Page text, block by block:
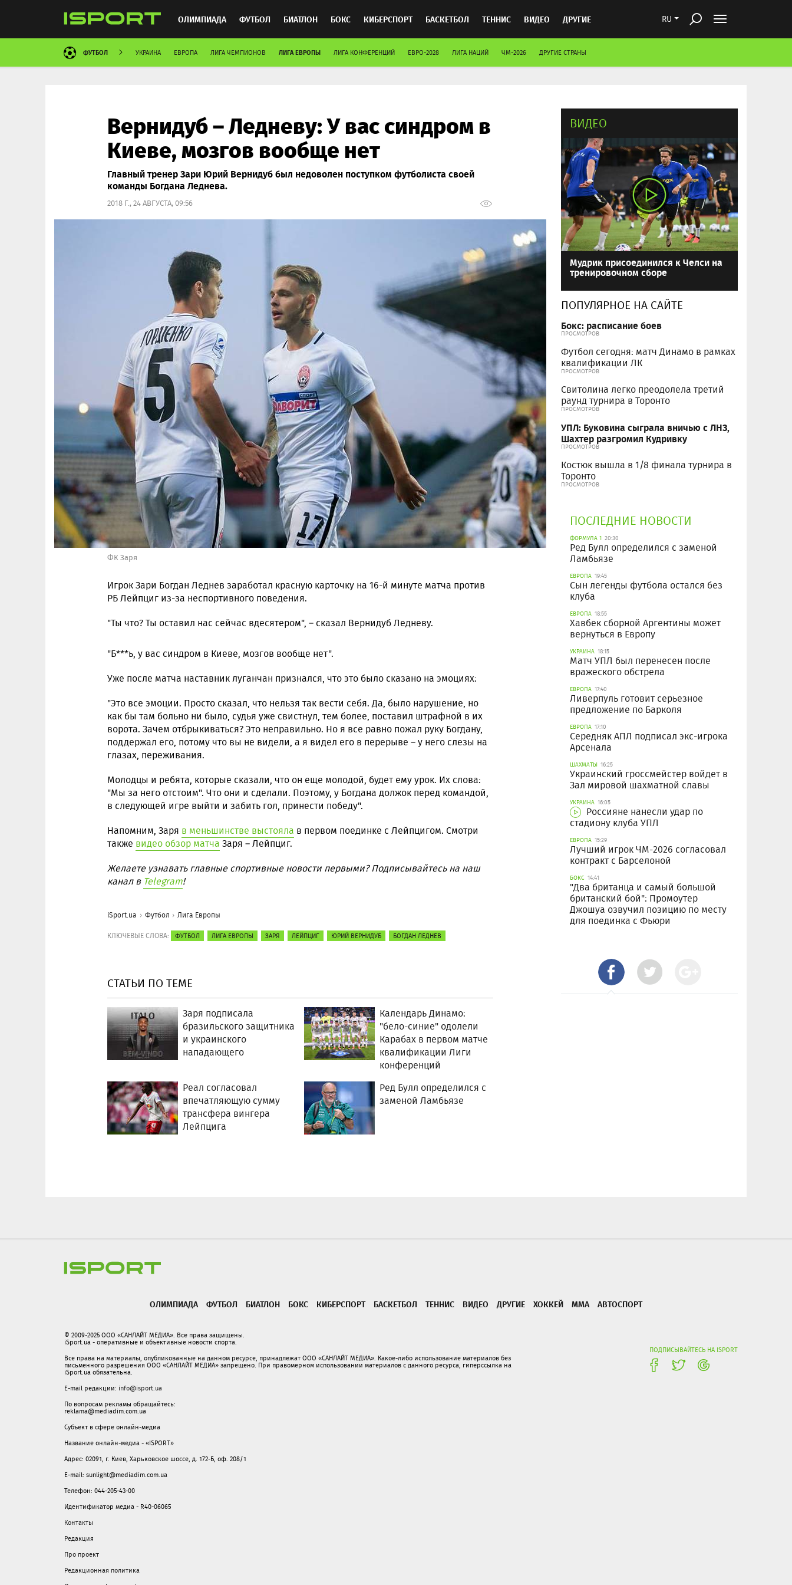
RU
ОЛИМПИАДА ФУТБОЛ БИАТЛОН БОКС КИБЕРСПОРТ БАСКЕТБОЛ ТЕННИС ВИДЕО ДРУГИЕ
ХОККЕЙ ММА АВТОСПОРТ
ФУТБОЛ УКРАИНА ЕВРОПА ЛИГА ЧЕМПИОНОВ ЛИГА ЕВРОПЫ ЛИГА КОНФЕРЕНЦИЙ ЕВРО-2028 ЛИГА НАЦИЙ ЧМ-2026 ДРУГИЕ СТРАНЫ
Вернидуб – Ледневу: У вас синдром в
Киеве, мозгов вообще нет
Главный тренер Зари Юрий Вернидуб был недоволен поступком футболиста своей
команды Богдана Леднева.
2018 Г., 24 АВГУСТА, 09:56
ФК Заря
Игрок Зари Богдан Леднев заработал красную карточку на 16-й минуте матча против
РБ Лейпциг из-за неспортивного поведения.
"Ты что? Ты оставил нас сейчас вдесятером", – сказал Вернидуб Ледневу.
"Б***ь, у вас синдром в Киеве, мозгов вообще нет".
Уже после матча наставник луганчан признался, что это было сказано на эмоциях:
"Это все эмоции. Просто сказал, что нельзя так вести себя. Да, было нарушение, но
как бы там больно ни было, судья уже свистнул, тем более, поставил штрафной в их
ворота. Зачем отбрыкиваться? Это неправильно. Но я все равно пожал руку Богдану,
поддержал его, потому что вы не видели, а я видел его в перерыве – у него слезы на
глазах, переживания.
Молодцы и ребята, которые сказали, что он еще молодой, будет ему урок. Их слова:
"Мы за него отстоим". Что они и сделали. Поэтому, у Богдана должок перед командой,
в следующей игре выйти и забить гол, принести победу".
Напомним, Заря в меньшинстве выстояла в первом поединке с Лейпцигом. Смотри
также видео обзор матча Заря – Лейпциг.
Желаете узнавать главные спортивные новости первыми? Подписывайтесь на наш
канал в Telegram!
iSport.ua Футбол Лига Европы
КЛЮЧЕВЫЕ СЛОВА: ФУТБОЛ ЛИГА ЕВРОПЫ ЗАРЯ ЛЕЙПЦИГ ЮРИЙ ВЕРНИДУБ БОГДАН ЛЕДНЕВ
СТАТЬИ ПО ТЕМЕ
Заря подписала
бразильского защитника
и украинского
нападающего
Календарь Динамо:
"бело-синие" одолели
Карабах в первом матче
квалификации Лиги
конференций
Реал согласовал
впечатляющую сумму
трансфера вингера
Лейпцига
Ред Булл определился с
заменой Ламбьязе
ВИДЕО
Мудрик присоединился к Челси на
тренировочном сборе
ПОПУЛЯРНОЕ НА САЙТЕ
Бокс: расписание боев
ПРОСМОТРОВ
Футбол сегодня: матч Динамо в рамках
квалификации ЛК
ПРОСМОТРОВ
Свитолина легко преодолела третий
раунд турнира в Торонто
ПРОСМОТРОВ
УПЛ: Буковина сыграла вничью с ЛНЗ,
Шахтер разгромил Кудривку
ПРОСМОТРОВ
Костюк вышла в 1/8 финала турнира в
Торонто
ПРОСМОТРОВ
ПОСЛЕДНИЕ НОВОСТИ
ФОРМУЛА 1 20:30
Ред Булл определился с заменой
Ламбьязе
ЕВРОПА 19:45
Сын легенды футбола остался без
клуба
ЕВРОПА 18:55
Хавбек сборной Аргентины может
вернуться в Европу
УКРАИНА 18:15
Матч УПЛ был перенесен после
вражеского обстрела
ЕВРОПА 17:40
Ливерпуль готовит серьезное
предложение по Барколя
ЕВРОПА 17:10
Середняк АПЛ подписал экс-игрока
Арсенала
ШАХМАТЫ 16:25
Украинский гроссмейстер войдет в
Зал мировой шахматной славы
УКРАИНА 16:05
Россияне нанесли удар по
стадиону клуба УПЛ
ЕВРОПА 15:29
Лучший игрок ЧМ-2026 согласовал
контракт с Барселоной
БОКС 14:41
"Два британца и самый большой
британский бой": Промоутер
Джошуа озвучил позицию по месту
для поединка с Фьюри
ОЛИМПИАДА ФУТБОЛ БИАТЛОН БОКС КИБЕРСПОРТ БАСКЕТБОЛ ТЕННИС ВИДЕО ДРУГИЕ ХОККЕЙ ММА АВТОСПОРТ
ПОДПИСЫВАЙТЕСЬ НА ISPORT
© 2009-2025 ООО «САНЛАЙТ МЕДИА». Все права защищены.
iSport.ua - оперативные и объективные новости спорта.
Все права на материалы, опубликованные на данном ресурсе, принадлежат ООО «САНЛАЙТ МЕДИА». Какое-либо использование материалов без
письменного разрешения ООО «САНЛАЙТ МЕДИА» запрещено. При правомерном использовании материалов с данного ресурса, гиперссылка на
iSport.ua обязательна.
E-mail редакции: info@isport.ua
По вопросам рекламы обращайтесь:
reklama@mediadim.com.ua
Субъект в сфере онлайн-медиа
Название онлайн-медиа - «ISPORT»
Адрес: 02091, г. Киев, Харьковское шоссе, д. 172-Б, оф. 208/1
E-mail: sunlight@mediadim.com.ua
Телефон: 044-205-43-00
Идентификатор медиа - R40-06065
Контакты
Редакция
Про проект
Редакционная политика